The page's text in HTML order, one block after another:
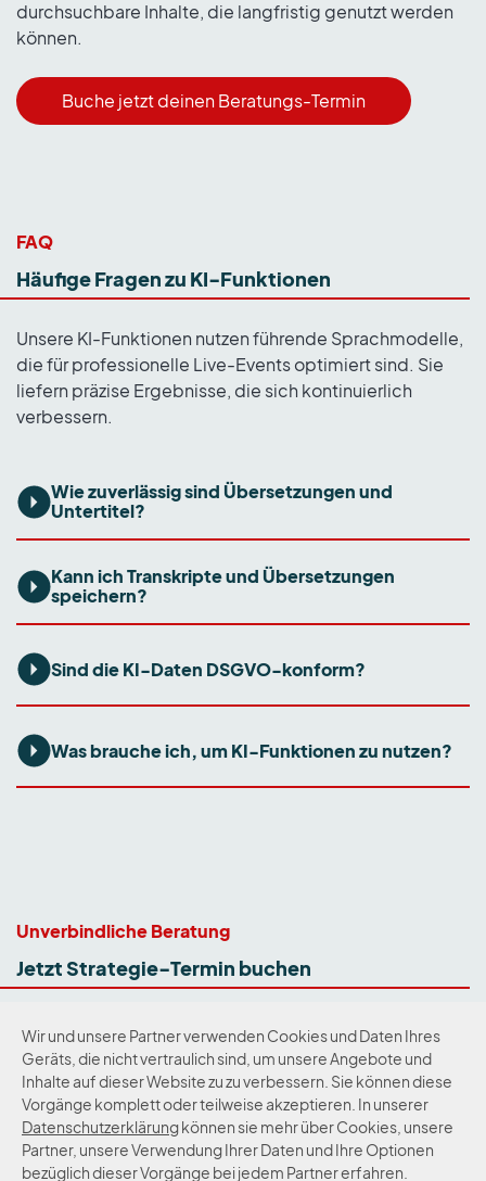
durchsuchbare Inhalte, die langfristig genutzt werden
können.
Buche jetzt deinen Beratungs-Termin
FAQ
Häufige Fragen zu KI-Funktionen
Unsere KI-Funktionen nutzen führende Sprachmodelle,
die für professionelle Live-Events optimiert sind. Sie
liefern präzise Ergebnisse, die sich kontinuierlich
verbessern.
Wie zuverlässig sind Übersetzungen und
Untertitel?
Kann ich Transkripte und Übersetzungen
speichern?
Sind die KI-Daten DSGVO-konform?
Was brauche ich, um KI-Funktionen zu nutzen?
Unverbindliche Beratung
Jetzt Strategie-Termin buchen
Zum Newsletter
Kontakt Impressum Datenschutz
Wir und unsere Partner verwenden Cookies und Daten Ihres
Geräts, die nicht vertraulich sind, um unsere Angebote und
Inhalte auf dieser Website zu zu verbessern. Sie können diese
Vorgänge komplett oder teilweise akzeptieren. In unserer
Datenschutzerklärungkönnen sie mehr über Cookies, unsere
Partner, unsere Verwendung Ihrer Daten und Ihre Optionen
bezüglich dieser Vorgänge bei jedem Partner erfahren.